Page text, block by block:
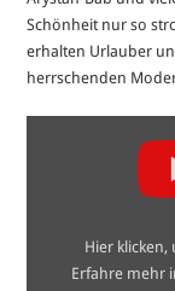
Schönheit nur so
erhalten Urlauber
herrschenden
Hier
Erfahre mehr